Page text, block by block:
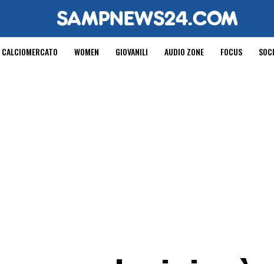
CALCIOMERCATO WOMEN GIOVANILI AUDIO ZONE FOCUS